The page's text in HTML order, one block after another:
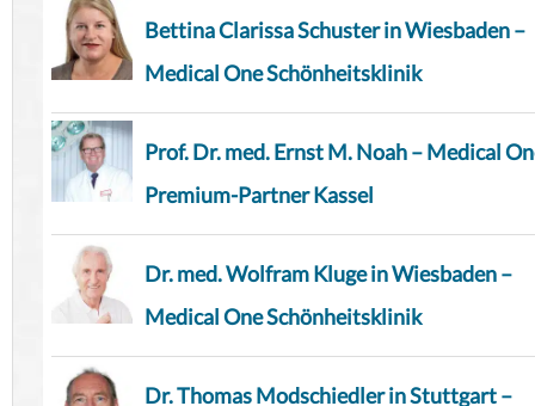
Bettina Clarissa Schuster in Wiesbaden –
Medical One Schönheitsklinik
Prof. Dr. med. Ernst M. Noah – Medical
Premium-Partner Kassel
Dr. med. Wolfram Kluge in Wiesbaden –
Medical One Schönheitsklinik
Dr. Thomas Modschiedler in Stuttgart –